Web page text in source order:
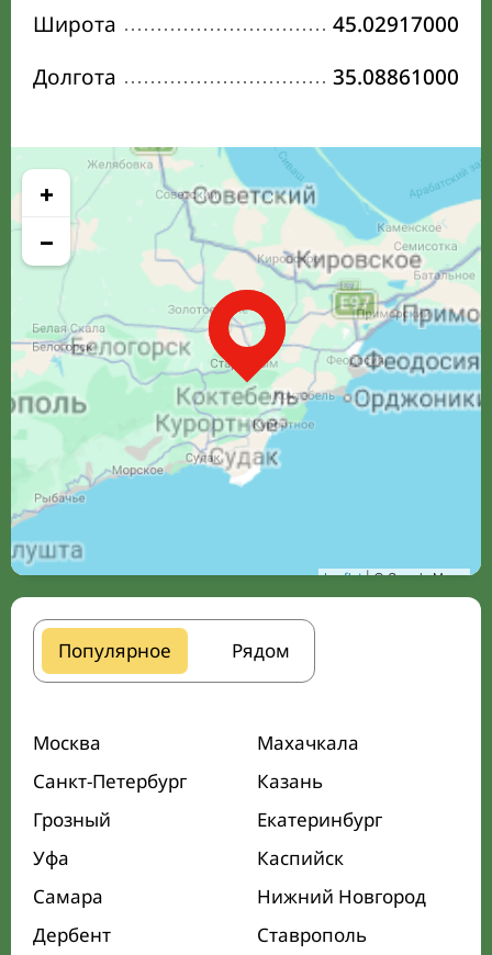
Широта
45.02917000
Долгота
35.08861000
+
−
Leaflet| © Google Maps
Популярное Рядом
Москва
Махачкала
Санкт-Петербург
Казань
Грозный
Екатеринбург
Уфа
Каспийск
Самара
Нижний Новгород
Дербент
Ставрополь